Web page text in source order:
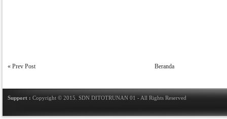
« Prev Post Beranda
Support : Copyright © 2015. SDN DITOTRUNAN 01 - All Rights Reserved